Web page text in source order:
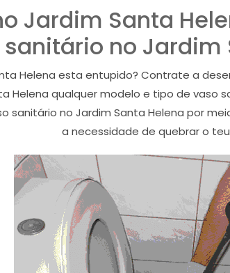
Jardim Santa
sanitário no Jardim
Helena esta entupido? Contrate a
Helena qualquer modelo e tipo de vaso
sanitário no Jardim Santa Helena por
a necessidade de quebrar o